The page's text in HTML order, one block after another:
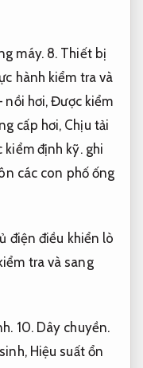
máy.8. Thiết bị
hành kiểm tra và
nồi hơi,Được kiểm
cấp hơi, Chịu tải
kiểm định kỹ.ghi
các con phố ống
điện điều khiển lò
tra và sang
10. Dây chuyền.
Hiệu suất ổn